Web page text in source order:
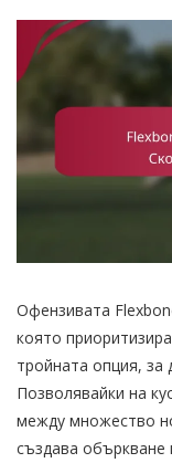
Офензивата
която
тройната опция, за
Позволявайки на
между множество
създава объркване